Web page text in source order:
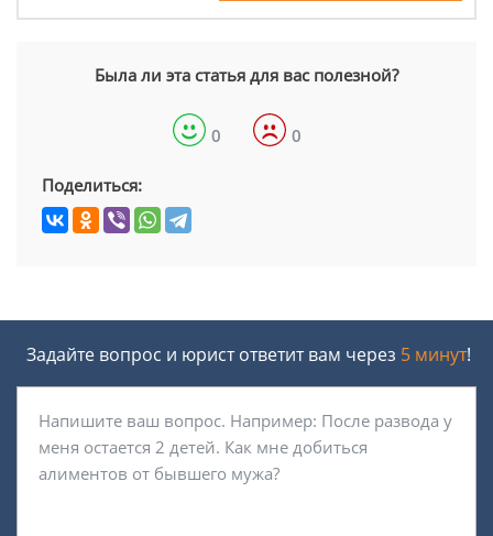
Была ли эта статья для вас полезной?
0 0
Поделиться:
Задайте вопрос и юрист ответит вам через 5 минут!